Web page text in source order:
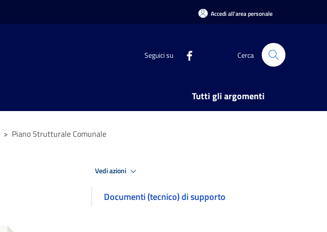
Accedi all'area personale
Seguici su Cerca
Tutti gli argomenti
> Piano Strutturale Comunale
Vedi azioni
Documenti (tecnico) di supporto